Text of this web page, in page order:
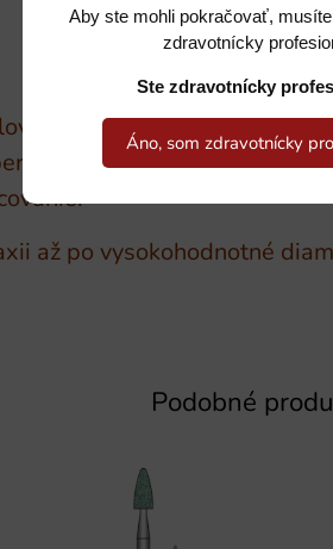
Aby ste mohli pokračovať,
zdravotnícky
Ste zdravotnícky
Áno, som zdravotnícky
ako je keramika, plast,
Vzhľadom k svojej
až po vysokohodnotné
Podobné